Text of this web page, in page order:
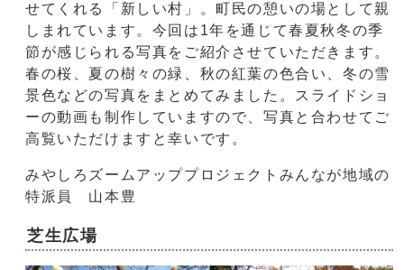
せてくれる「新しい村」。町民の憩いの場として親
しまれています。今回は1年を通じて春夏秋冬の季
節が感じられる写真をご紹介させていただきます。
春の桜、夏の樹々の緑、秋の紅葉の色合い、冬の雪
景色などの写真をまとめてみました。スライドショ
ーの動画も制作していますので、写真と合わせてご
高覧いただけますと幸いです。
みやしろズームアッププロジェクトみんなが地域の
特派員 山本豊
芝生広場